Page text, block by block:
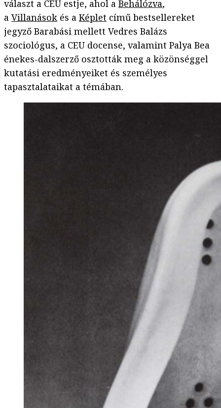
választ a CEU estje, ahol a Behálózva,
a Villanások és a Képlet című bestsellereket
jegyző Barabási mellett Vedres Balázs
szociológus, a CEU docense, valamint Palya Bea
énekes-dalszerző osztották meg a közönséggel
kutatási eredményeiket és személyes
tapasztalataikat a témában.